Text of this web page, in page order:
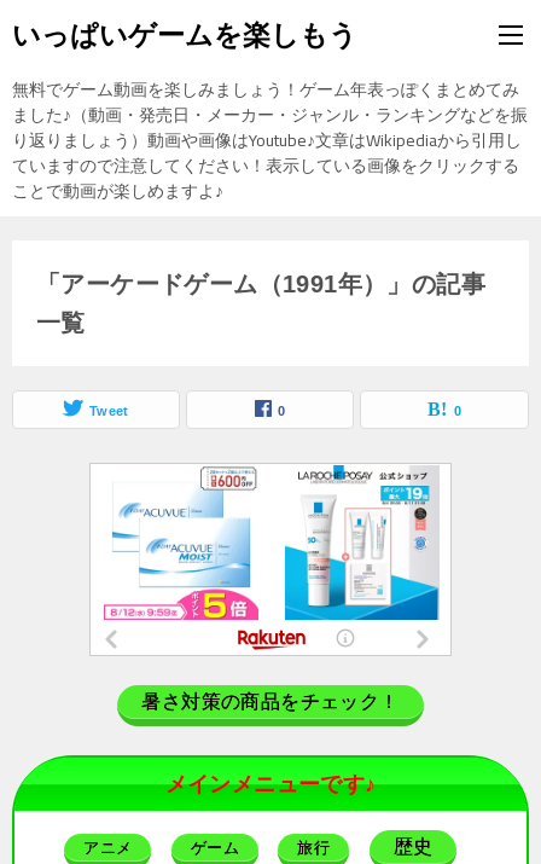
いっぱいゲームを楽しもう
無料でゲーム動画を楽しみましょう！ゲーム年表っぽくまとめてみ
ました♪（動画・発売日・メーカー・ジャンル・ランキングなどを振
り返りましょう）動画や画像はYoutube♪文章はWikipediaから引用し
ていますので注意してください！表示している画像をクリックする
ことで動画が楽しめますよ♪
「アーケードゲーム（1991年）」の記事
一覧
Tweet 0 0
暑さ対策の商品をチェック！
メインメニューです♪
アニメ ゲーム 旅行 歴史